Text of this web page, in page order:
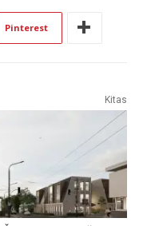
Pinterest
Kitas